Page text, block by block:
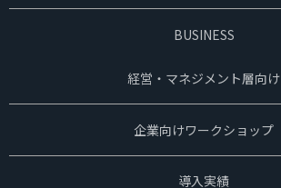
BUSINESS
経営・マネジメント層向け
企業向けワークショップ
導入実績